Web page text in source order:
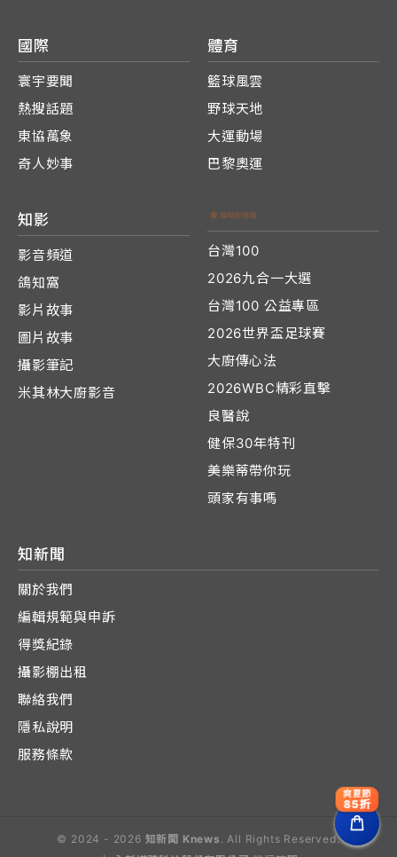
國際
寰宇要聞
熱搜話題
東協萬象
奇人妙事
體育
籃球風雲
野球天地
大運動場
巴黎奧運
知影
影音頻道
鴿知窩
影片故事
圖片故事
攝影筆記
米其林大廚影音
台灣100
2026九合一大選
台灣100 公益專區
2026世界盃足球賽
大廚傳心法
2026WBC精彩直擊
良醫說
健保30年特刊
美樂蒂帶你玩
頭家有事嗎
知新聞
關於我們
編輯規範與申訴
得獎紀錄
攝影棚出租
聯絡我們
隱私說明
服務條款
© 2024 - 2026 知新聞 Knews . All Rights Reserved.
爽夏節
85折